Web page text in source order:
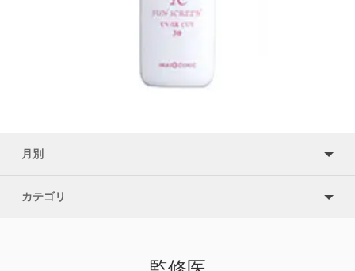
月別
カテゴリ